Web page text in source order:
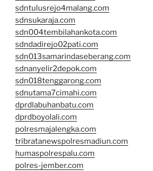
sdntulusrejo4malang.com
sdnsukaraja.com
sdn004tembilahankota.com
sdndadirejo02pati.com
sdn013samarindaseberang.com
sdnanyelir2depok.com
sdn018tenggarong.com
sdnutama7cimahi.com
dprdlabuhanbatu.com
dprdboyolali.com
polresmajalengka.com
tribratanewspolresmadiun.com
humaspolrespalu.com
polres-jember.com